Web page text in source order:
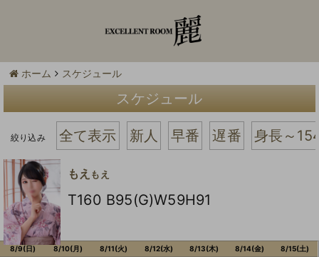
ホーム スケジュール
スケジュール
絞り込み 全て表示 新人 早番 遅番 身長～
もえ もえ
T160 B95(G)W59H91
8/9(日)
8/10(月)
8/11(火)
8/12(水)
8/13(木)
8/14(金)
8/15(土)